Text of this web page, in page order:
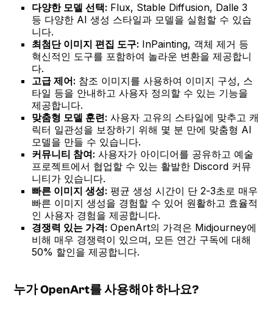
다양한 모델 선택: Flux, Stable Diffusion, Dalle 3
등 다양한 AI 생성 스타일과 모델을 실험할 수 있습
니다.
최첨단 이미지 편집 도구: InPainting, 객체 제거 등
혁신적인 도구를 포함하여 놀라운 변환을 제공합니
다.
고급 제어: 참조 이미지를 사용하여 이미지 구성, 스
타일 등을 안내하고 사용자 정의할 수 있는 기능을
제공합니다.
맞춤형 모델 훈련: 사용자 고유의 스타일에 맞추고 캐
릭터 일관성을 보장하기 위해 몇 분 만에 맞춤형 AI
모델을 만들 수 있습니다.
커뮤니티 참여: 사용자가 아이디어를 공유하고 예술
프로젝트에서 협업할 수 있는 활발한 Discord 커뮤
니티가 있습니다.
빠른 이미지 생성: 평균 생성 시간이 단 2-3초로 매우
빠른 이미지 생성을 경험할 수 있어 원활하고 효율적
인 사용자 경험을 제공합니다.
경쟁력 있는 가격: OpenArt의 가격은 Midjourney에
비해 매우 경쟁력이 있으며, 모든 연간 구독에 대해
50% 할인을 제공합니다.
누가 OpenArt를 사용해야 하나요?